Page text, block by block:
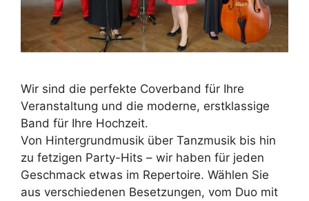
Wir sind die perfekte Coverband für Ihre
Veranstaltung und die moderne, erstklassige
Band für Ihre Hochzeit.
Von Hintergrundmusik über Tanzmusik bis hin
zu fetzigen Party-Hits – wir haben für jeden
Geschmack etwas im Repertoire. Wählen Sie
aus verschiedenen Besetzungen, vom Duo mit